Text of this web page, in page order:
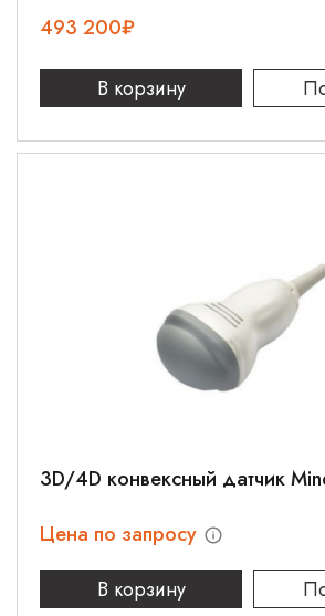
493 200₽
В корзину
3D/4D конвексный датчик
Цена по запросу
В корзину